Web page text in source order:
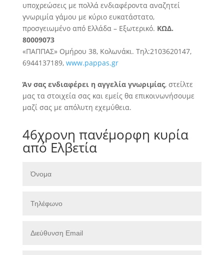
υποχρεώσεις με πολλά ενδιαφέροντα αναζητεί
γνωριμία γάμου με κύριο ευκατάστατο,
προσγειωμένο από Ελλάδα – Εξωτερικό. ΚΩΔ.
80009073
«ΠΑΠΠΑΣ» Ομήρου 38, Κολωνάκι. Τηλ:2103620147,
6944137189, www.pappas.gr
Άν σας ενδιαφέρει η αγγελία γνωριμίας, στείλτε
μας τα στοιχεία σας και εμείς θα επικοινωνήσουμε
μαζί σας με απόλυτη εχεμύθεια.
46χρονη πανέμορφη κυρία
από Ελβετία